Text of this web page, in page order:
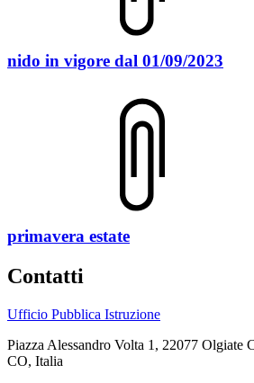
nido in vigore dal 01/09/2023
primavera estate
Contatti
Ufficio Pubblica Istruzione
Piazza Alessandro Volta 1, 22077 Olgiate
CO, Italia